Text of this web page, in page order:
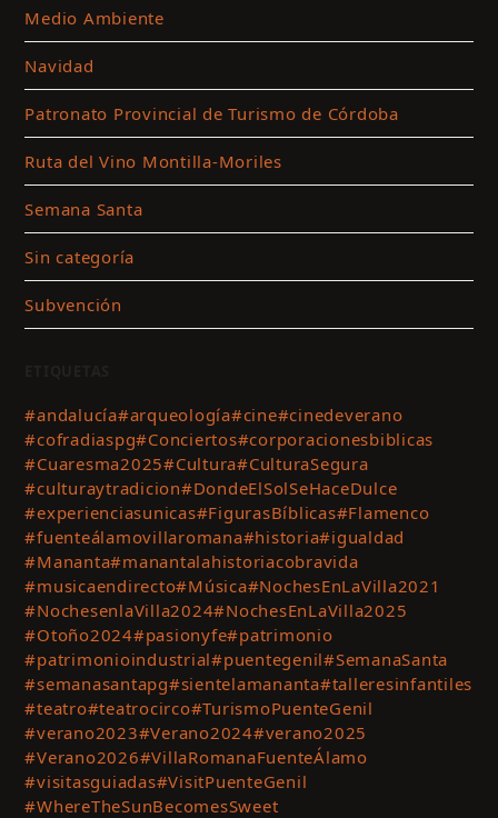
Medio Ambiente
Navidad
Patronato Provincial de Turismo de Córdoba
Ruta del Vino Montilla-Moriles
Semana Santa
Sin categoría
Subvención
#andalucía#arqueología#cine#cinedeverano
#cofradiaspg#Conciertos#corporacionesbiblicas
#Cuaresma2025#Cultura#CulturaSegura
#culturaytradicion#DondeElSolSeHaceDulce
#experienciasunicas#FigurasBíblicas#Flamenco
#fuenteálamovillaromana#historia#igualdad
#Mananta#manantalahistoriacobravida
#musicaendirecto#Música#NochesEnLaVilla2021
#NochesenlaVilla2024#NochesEnLaVilla2025
#Otoño2024#pasionyfe#patrimonio
#patrimonioindustrial#puentegenil#SemanaSanta
#semanasantapg#sientelamananta#talleresinfantiles
#teatro#teatrocirco#TurismoPuenteGenil
#verano2023#Verano2024#verano2025
#Verano2026#VillaRomanaFuenteÁlamo
#visitasguiadas#VisitPuenteGenil
#WhereTheSunBecomesSweet